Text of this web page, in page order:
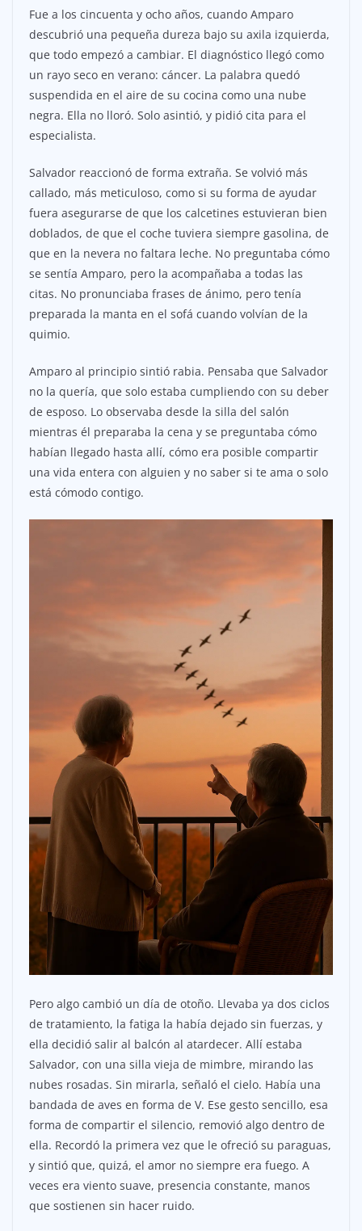
Fue a los cincuenta y ocho años, cuando Amparo
descubrió una pequeña dureza bajo su axila izquierda,
que todo empezó a cambiar. El diagnóstico llegó como
un rayo seco en verano: cáncer. La palabra quedó
suspendida en el aire de su cocina como una nube
negra. Ella no lloró. Solo asintió, y pidió cita para el
especialista.
Salvador reaccionó de forma extraña. Se volvió más
callado, más meticuloso, como si su forma de ayudar
fuera asegurarse de que los calcetines estuvieran bien
doblados, de que el coche tuviera siempre gasolina, de
que en la nevera no faltara leche. No preguntaba cómo
se sentía Amparo, pero la acompañaba a todas las
citas. No pronunciaba frases de ánimo, pero tenía
preparada la manta en el sofá cuando volvían de la
quimio.
Amparo al principio sintió rabia. Pensaba que Salvador
no la quería, que solo estaba cumpliendo con su deber
de esposo. Lo observaba desde la silla del salón
mientras él preparaba la cena y se preguntaba cómo
habían llegado hasta allí, cómo era posible compartir
una vida entera con alguien y no saber si te ama o solo
está cómodo contigo.
Pero algo cambió un día de otoño. Llevaba ya dos ciclos
de tratamiento, la fatiga la había dejado sin fuerzas, y
ella decidió salir al balcón al atardecer. Allí estaba
Salvador, con una silla vieja de mimbre, mirando las
nubes rosadas. Sin mirarla, señaló el cielo. Había una
bandada de aves en forma de V. Ese gesto sencillo, esa
forma de compartir el silencio, removió algo dentro de
ella. Recordó la primera vez que le ofreció su paraguas,
y sintió que, quizá, el amor no siempre era fuego. A
veces era viento suave, presencia constante, manos
que sostienen sin hacer ruido.